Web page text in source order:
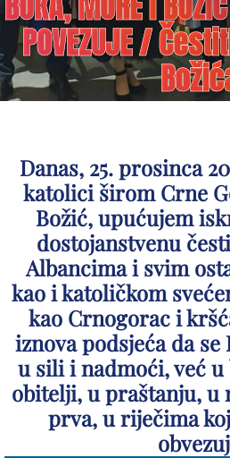
POVEZUJE /
Danas, 25. prosinca
katolici širom Crne
Božić, upućujem
dostojanstvenu
Albancima i svim
kao i katoličkom
kao Crnogorac i
iznova podsjeća da se
u sili i nadmoći, već
obitelji, u praštanju, u
prva, u riječima